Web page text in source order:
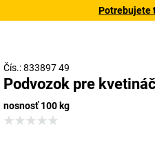
Potrebujete
Čís.: 833897 49
Podvozok pre
nosnosť 100 kg